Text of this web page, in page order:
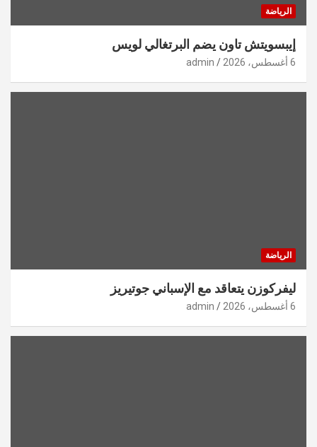
الرياضة
إيبسويتش تاون يضم البرتغالي لويس
6 أغسطس، 2026 admin
الرياضة
ليفركوزن يتعاقد مع الإسباني جوتيريز
6 أغسطس، 2026 admin